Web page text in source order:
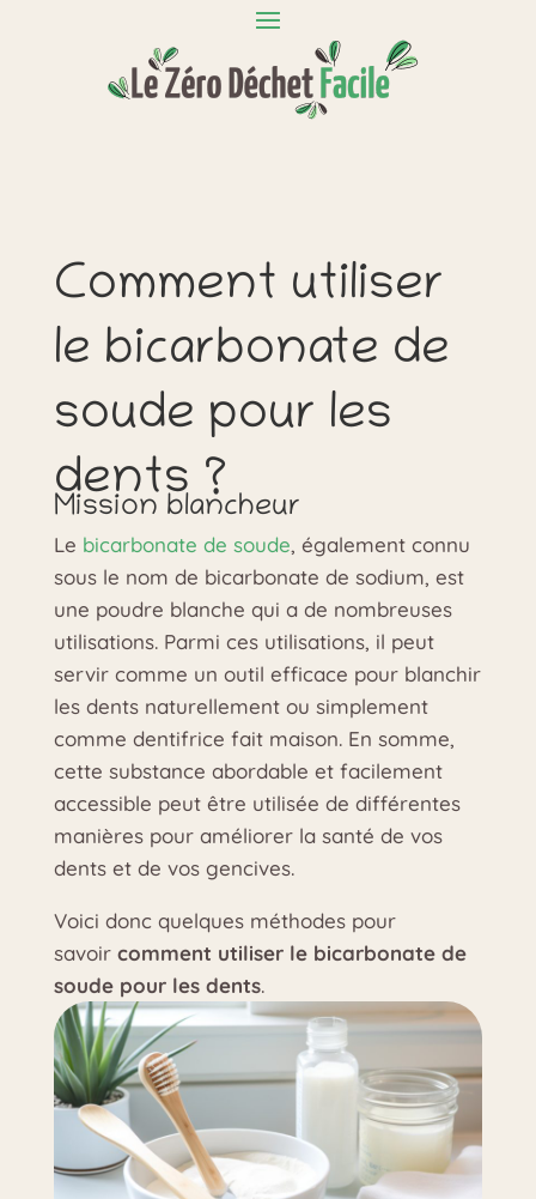
Comment utiliser
le bicarbonate de
soude pour les
dents ?
Mission blancheur
Le bicarbonate de soude, également connu
sous le nom de bicarbonate de sodium, est
une poudre blanche qui a de nombreuses
utilisations. Parmi ces utilisations, il peut
servir comme un outil efficace pour blanchir
les dents naturellement ou simplement
comme dentifrice fait maison. En somme,
cette substance abordable et facilement
accessible peut être utilisée de différentes
manières pour améliorer la santé de vos
dents et de vos gencives.
Voici donc quelques méthodes pour
savoir comment utiliser le bicarbonate de
soude pour les dents.